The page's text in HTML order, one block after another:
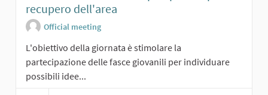
recupero dell'area
Official meeting
L'obiettivo della giornata è stimolare la
partecipazione delle fasce giovanili per individuare
possibili idee...